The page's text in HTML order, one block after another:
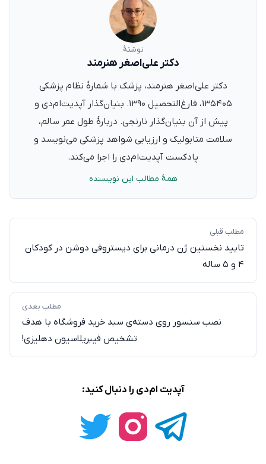
نوشتهٔ
دکتر علی‌اصغر هنرمند
دکتر علی‌اصغر هنرمند، پزشک با شمارهٔ نظام پزشکی
۱۳۵۴۰۵، فارغ‌التحصیل ۱۳۹۰. بنیان‌گذار آپدیت‌ام‌دی و
پیش از آن بنیان‌گذار نارنجی. دربارهٔ طول عمر سالم،
سلامت متابولیک و ارزیابی شواهد پزشکی می‌نویسد و
پادکست آپدیت‌ام‌دی را اجرا می‌کند.
همهٔ مطالب این نویسنده
مطلب قبلی
تایید نخستین ژن درمانی برای دیستروفی دوشن در کودکان
۴ و ۵ ساله
مطلب بعدی
نصب سنسور روی دسته‌ی سبد خرید فروشگاه با هدف
تشخیص فیبریلاسیون دهلیزی!
آپدیت ام‌دی را دنبال کنید: